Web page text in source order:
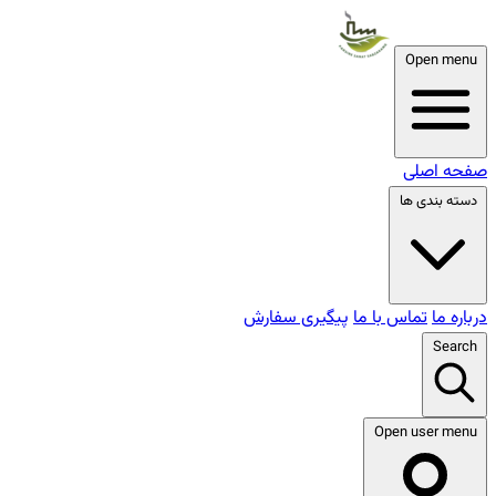
Open menu
صفحه اصلی
دسته بندی ها
درباره ماتماس با ما پیگیری سفارش
Search
Open user menu